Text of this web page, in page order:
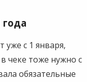
года
с 1 января,
чеке тоже нужно с
обязательные